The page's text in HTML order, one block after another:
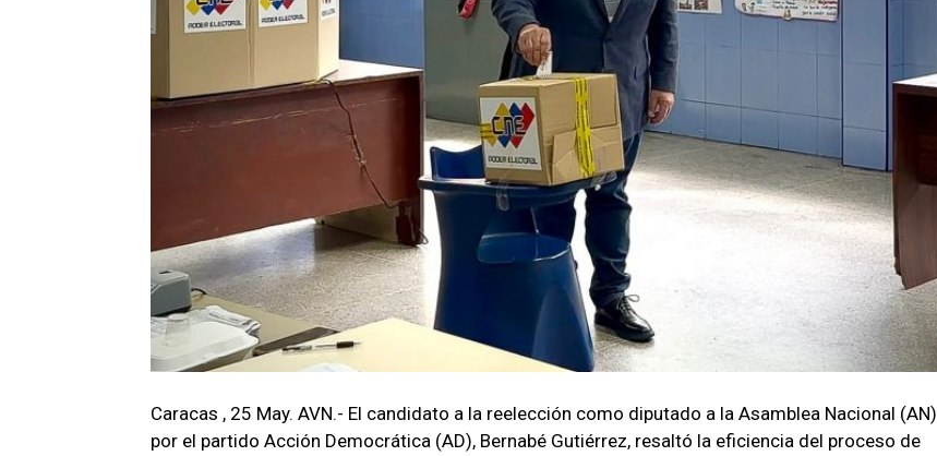
Caracas , 25 May. AVN.- El candidato a la reelección como diputado a la Asamblea Nacional (AN)
por el partido Acción Democrática (AD), Bernabé Gutiérrez, resaltó la eficiencia del proceso de